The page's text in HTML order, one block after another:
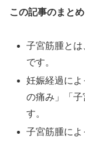
この記事のまとめ
子宮筋腫と
です。
妊娠経過に
の痛み」「子
す。
子宮筋腫に